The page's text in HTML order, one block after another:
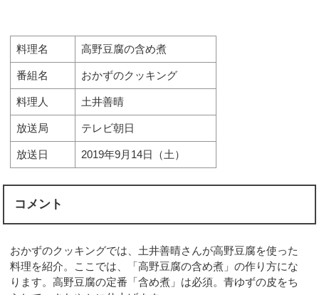
料理名 高野豆腐の含め煮
番組名 おかずのクッキング
料理人 土井善晴
放送局 テレビ朝日
放送日 2019年9月14日（土）
コメント
おかずのクッキングでは、土井善晴さんが高野豆腐を使った
料理を紹介。ここでは、「高野豆腐の含め煮」の作り方にな
ります。高野豆腐の定番「含め煮」は必須。青ゆずの皮をち